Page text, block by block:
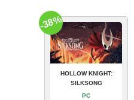
HOLLOW KNIGHT:
SILKSONG
PC
-38%